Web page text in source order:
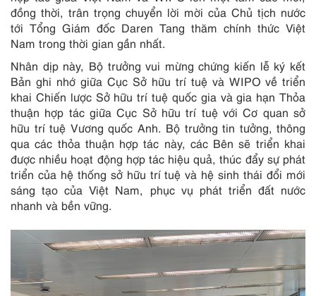
đồng thời, trân trọng chuyển lời mời của Chủ tịch nước
tới Tổng Giám đốc Daren Tang thăm chính thức Việt
Nam trong thời gian gần nhất.
Nhân dịp này, Bộ trưởng vui mừng chứng kiến lễ ký kết
Bản ghi nhớ giữa Cục Sở hữu trí tuệ và WIPO về triển
khai Chiến lược Sở hữu trí tuệ quốc gia và gia hạn Thỏa
thuận hợp tác giữa Cục Sở hữu trí tuệ với Cơ quan sở
hữu trí tuệ Vương quốc Anh. Bộ trưởng tin tưởng, thông
qua các thỏa thuận hợp tác này, các Bên sẽ triển khai
được nhiều hoạt động hợp tác hiệu quả, thúc đẩy sự phát
triển của hệ thống sở hữu trí tuệ và hệ sinh thái đổi mới
sáng tạo của Việt Nam, phục vụ phát triển đất nước
nhanh và bền vững.